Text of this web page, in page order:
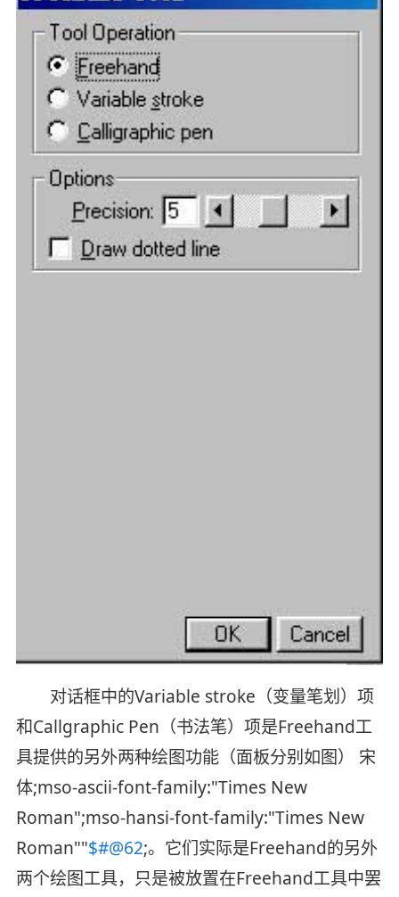
对话框中的Variable stroke（变量笔划）项
和Callgraphic Pen（书法笔）项是Freehand工
具提供的另外两种绘图功能（面板分别如图） 宋
体;mso-ascii-font-family:"Times New
Roman";mso-hansi-font-family:"Times New
Roman""$#@62;。它们实际是Freehand的另外
两个绘图工具，只是被放置在Freehand工具中罢